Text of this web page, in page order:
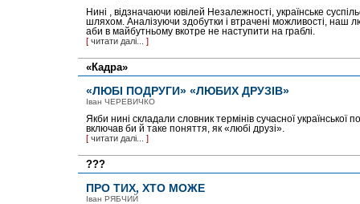
Нині , відзначаючи ювілей Незалежності, українське
шляхом. Аналізуючи здобутки і втрачені можливості, наш
аби в майбутньому вкотре не наступити на граблі.
[ читати далі... ]
«Кадра»
«ЛЮБІ ПОДРУГИ» «ЛЮБИХ ДРУЗІВ»
Іван ЧЕРЕВИЧКО
Якби нині складали словник термінів сучасної української
включав би й таке поняття, як «любі друзі».
[ читати далі... ]
???
ПРО ТИХ, ХТО МОЖЕ
Іван РЯБЧИЙ